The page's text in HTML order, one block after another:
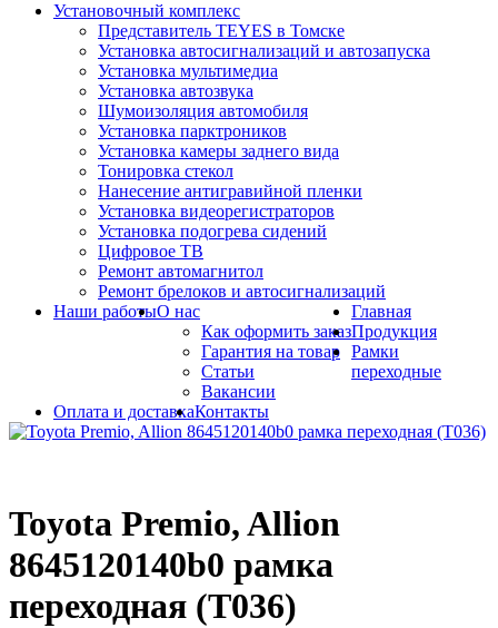
Установочный комплекс
Представитель TEYES в Томске
Установка автосигнализаций и автозапуска
Установка мультимедиа
Установка автозвука
Шумоизоляция автомобиля
Установка парктроников
Установка камеры заднего вида
Тонировка стекол
Нанесение антигравийной пленки
Установка видеорегистраторов
Установка подогрева сидений
Цифровое ТВ
Ремонт автомагнитол
Ремонт брелоков и автосигнализаций
Наши работыО нас
Как оформить заказ
Гарантия на товар
Статьи
Вакансии
Оплата и доставкаКонтакты
Главная
Продукция
Рамки
переходные
Toyota Premio, Allion
8645120140b0 рамка
переходная (T036)